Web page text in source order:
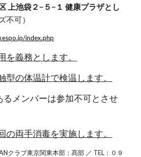
２−５−１ 健康プラザとし
不可）
index.php
を義務とします。
型の体温計で検温します。
るメンバーは参加不可とさせ
の両手消毒を実施します。
クラブ東京関東本部：髙部 ／ TEL：０９